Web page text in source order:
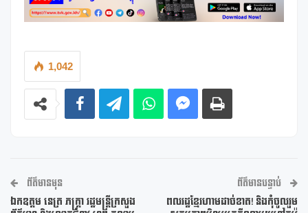
1,042
ព័ត៌មានមុន
ឯកឧត្តម នេត្រ ភក្ត្រា រដ្ឋមន្ត្រីក្រសួង
ព័ត៌មានបន្ទាប់
ពលរដ្ឋខ្មែរហាមដាច់ខាត! និងកុំចូលរួម